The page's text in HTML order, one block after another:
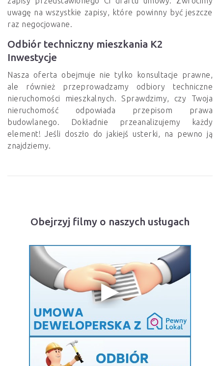
uwagę na wszystkie zapisy, które powinny być jeszcze
raz negocjowane.
Odbiór techniczny mieszkania K2
Inwestycje
Nasza oferta obejmuje nie tylko konsultacje prawne,
ale również przeprowadzamy odbiory techniczne
nieruchomości mieszkalnych. Sprawdzimy, czy Twoja
nieruchomość odpowiada przepisom prawa
budowlanego. Dokładnie przeanalizujemy każdy
element! Jeśli doszło do jakiejś usterki, na pewno ją
znajdziemy.
Obejrzyj filmy o naszych usługach